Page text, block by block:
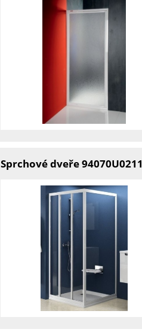
Sprchové dveře 94070U0211